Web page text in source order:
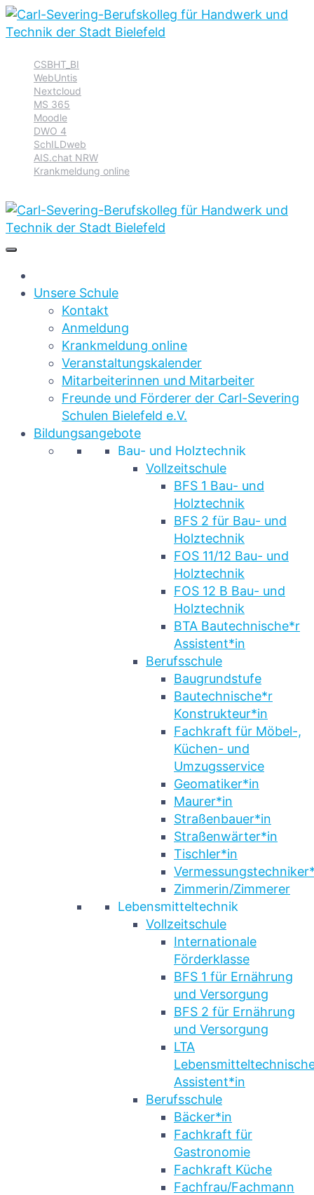
Hauptnavigation
springen
Inhalt
springen
Footer
springen
CSBHT_BI
WebUntis
Nextcloud
MS 365
Moodle
DWO 4
SchILDweb
AIS.chat NRW
Krankmeldung online
Unsere Schule
Kontakt
Anmeldung
Krankmeldung online
Veranstaltungskalender
Mitarbeiterinnen und Mitarbeiter
Freunde und Förderer der Carl-Severing
Schulen Bielefeld e.V.
Bildungsangebote
Bau- und Holztechnik
Vollzeitschule
BFS 1 Bau- und
Holztechnik
BFS 2 für Bau- und
Holztechnik
FOS 11/12 Bau- und
Holztechnik
FOS 12 B Bau- und
Holztechnik
BTA Bautechnische*r
Assistent*in
Berufsschule
Baugrundstufe
Bautechnische*r
Konstrukteur*in
Fachkraft für Möbel-,
Küchen- und
Umzugsservice
Geomatiker*in
Maurer*in
Straßenbauer*in
Straßenwärter*in
Tischler*in
Zimmerin/Zimmerer
Lebensmitteltechnik
Vollzeitschule
Internationale
Förderklasse
BFS 1 für Ernährung
und Versorgung
BFS 2 für Ernährung
und Versorgung
LTA
Assistent*in
Berufsschule
Bäcker*in
Fachkraft für
Gastronomie
Fachkraft Küche
Fachfrau/Fachmann